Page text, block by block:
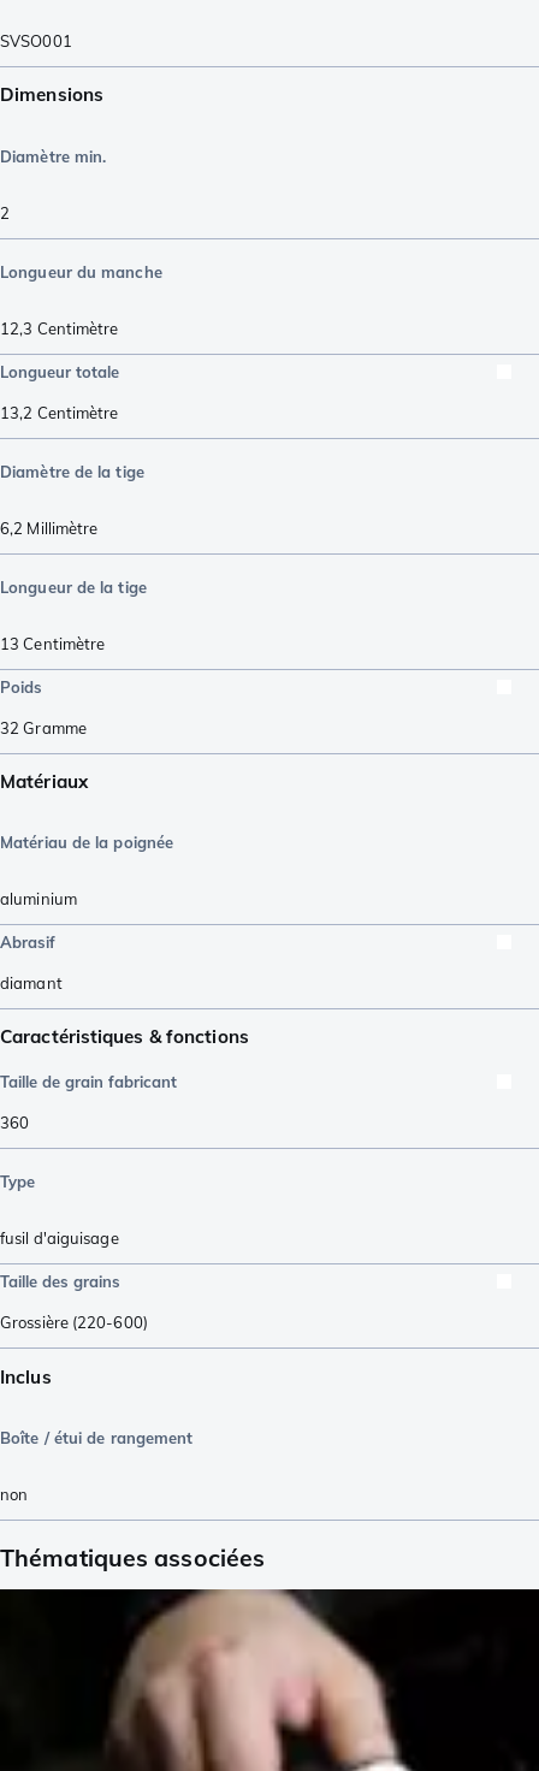
SVSO001
Dimensions
Diamètre min.
2
Longueur du manche
12,3 Centimètre
Longueur totale
13,2 Centimètre
Diamètre de la tige
6,2 Millimètre
Longueur de la tige
13 Centimètre
Poids
32 Gramme
Matériaux
Matériau de la poignée
aluminium
Abrasif
diamant
Caractéristiques & fonctions
Taille de grain fabricant
360
Type
fusil d'aiguisage
Taille des grains
Grossière (220-600)
Inclus
Boîte / étui de rangement
non
Thématiques associées